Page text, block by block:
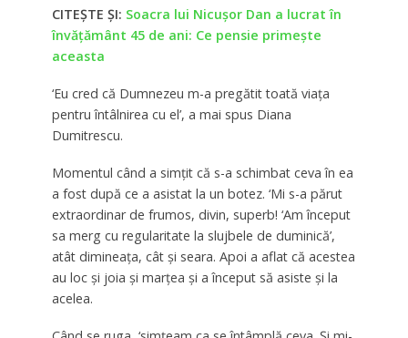
CITEȘTE ȘI: Soacra lui Nicușor Dan a lucrat în
învățământ 45 de ani: Ce pensie primește
aceasta
‘Eu cred că Dumnezeu m-a pregătit toată viața
pentru întâlnirea cu el’, a mai spus Diana
Dumitrescu.
Momentul când a simțit că s-a schimbat ceva în ea
a fost după ce a asistat la un botez. ‘Mi s-a părut
extraordinar de frumos, divin, superb! ‘Am început
sa merg cu regularitate la slujbele de duminică’,
atât dimineața, cât și seara. Apoi a aflat că acestea
au loc și joia și marțea și a început să asiste și la
acelea.